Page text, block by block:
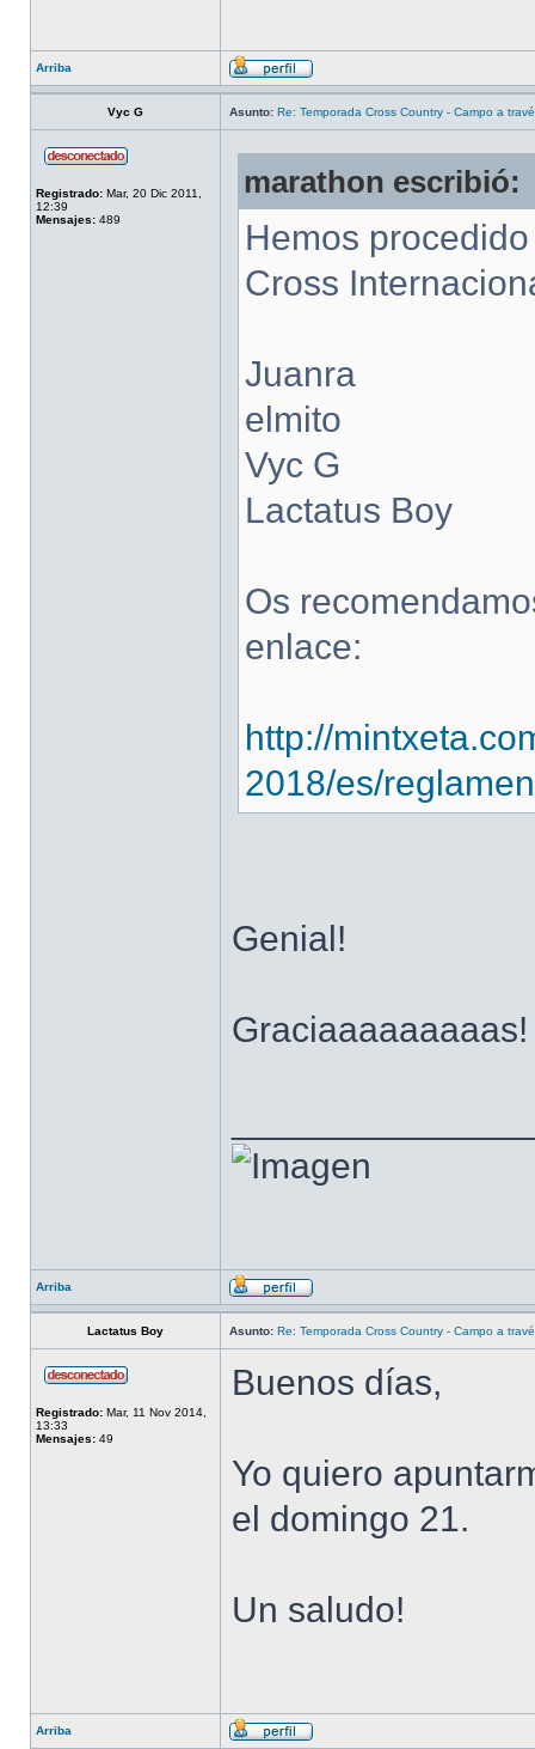
Arriba
Vyc G Asunto: Re: Temporada Cross Country - Campo a
Registrado: Mar, 20 Dic 2011,
12:39
Mensajes: 489
marathon escribió:
Hemos
Cross
Juanra
elmito
Vyc G
Lactatus Boy
Os
enlace:
http://
2018/es/
Genial!
Graciaaaaaaaaas!
Arriba
Lactatus Boy Asunto: Re: Temporada Cross Country - Campo a
Registrado: Mar, 11 Nov 2014,
13:33
Mensajes: 49
Buenos días,
Yo quiero
el domingo 21.
Un saludo!
Arriba